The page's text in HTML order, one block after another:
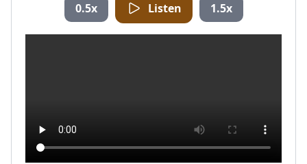
0.5x Listen 1.5x